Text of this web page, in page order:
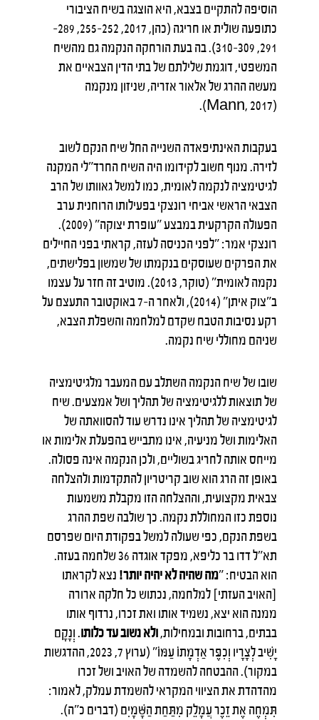
הוסיפה להתקיים בצבא, היא הוצגה בשיח הציבורי
כתופעה שולית או חריגה (כהן, 2017, 252–255, 289–
291, 309–310). בה בעת הורחקה הנקמה גם מהשיח
המשפטי, דוגמת שלילתם של בתי הדין הצבאיים את
מעשה ההרג של אלאור אזריה, שניזון מנקמה
(Mann, 2017).
בעקבות האינתיפאדה השנייה החל שיח הנקם לשוב
לזירה. מנוף חשוב לקידומו היה השיח החרד"לי המקנה
לגיטימציה לנקמה לאומית, כמו למשל גאוותו של הרב
הצבאי הראשי אביחי רונצקי בפעילותו הרוחנית ערב
הפעולה הקרקעית במבצע "עופרת יצוקה" (2009).
רונצקי אמר: "לפני הכניסה לעזה, קראתי בפני החיילים
את הפרקים שעוסקים בנקמתו של שמשון בפלישתים,
נקמה לאומית" (טוקר, 2013). מוטיב זה חזר על עצמו
ב"צוק איתן" (2014), ולאחר ה-7 באוקטובר התעצם על
רקע נסיבות הטבח שקדם למלחמה והשפלת הצבא,
שניהם מחוללי שיח נקמה.
שובו של שיח הנקמה השתלב עם המעבר מלגיטימציה
של תוצאות ללגיטימציה של תהליך ושל אמצעים. שיח
לגיטימציה של תהליך אינו נדרש עוד להסוואתה של
האלימות ושל מניעיה, אינו מתבייש בהפעלת אלימות או
מייחס אותה לחריג בשוליים, ולכן הנקמה אינה פסולה.
באופן זה הרג הוא שוב קריטריון להתקדמות ולהצלחה
צבאית מקצועית, וההצלחה הזו מקבלת משמעות
נוספת כזו המחוללת נקמה. כך שולבה שפת ההרג
בשפת הנקם, כפי שעולה למשל בפקודת היום שפרסם
תא"ל דדו בר כליפא, מפקד אוגדה 36 שלחמה בעזה.
הוא הבטיח: "מה שהיה לא יהיה יותר! נצא לקראתו
[האויב העזתי] למלחמה, נכתוש כל חלקה ארורה
ממנה הוא יצא, נשמיד אותו ואת זכרו, נרדוף אותו
בבתים, ברחובות ובמחילות,ולא נשוב עד כלותו. וְנָקָם
יָשִׁיב לְצָרָיו וְכִפֶּר אַדְמָתוֹ עַמּוֹ" (ערוץ 7, 2023, ההדגשות
במקור). ההבטחה להשמדה של האויב ושל זכרו
מהדהדת את הציווי המקראי להשמדת עמלק, לאמור:
תִּמְחֶה אֶת זֵכֶר עֲמָלֵק מִתַּחַת הַשָּׁמָיִם (דברים כ"ה).